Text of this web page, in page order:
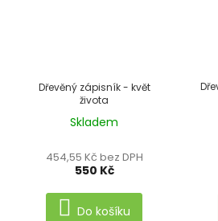
Dřevěný zápisník - květ
života
Průměrné
produktu
Skladem
454,55 Kč bez DPH
550 Kč
Do košíku